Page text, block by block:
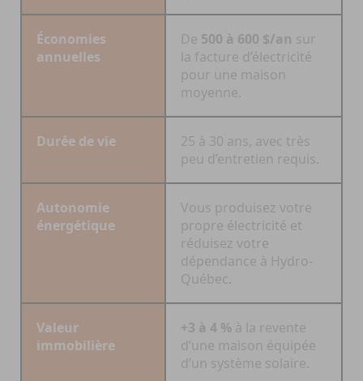
Économies
annuelles
De 500 à 600 $/an sur
la facture d’électricité
pour une maison
moyenne.
Durée de vie
25 à 30 ans, avec très
peu d’entretien requis.
Autonomie
énergétique
Vous produisez votre
propre électricité et
réduisez votre
dépendance à Hydro-
Québec.
Valeur
immobilière
+3 à 4 % à la revente
d’une maison équipée
d’un système solaire.